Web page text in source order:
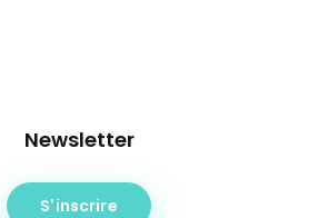
Newsletter
S'inscrire